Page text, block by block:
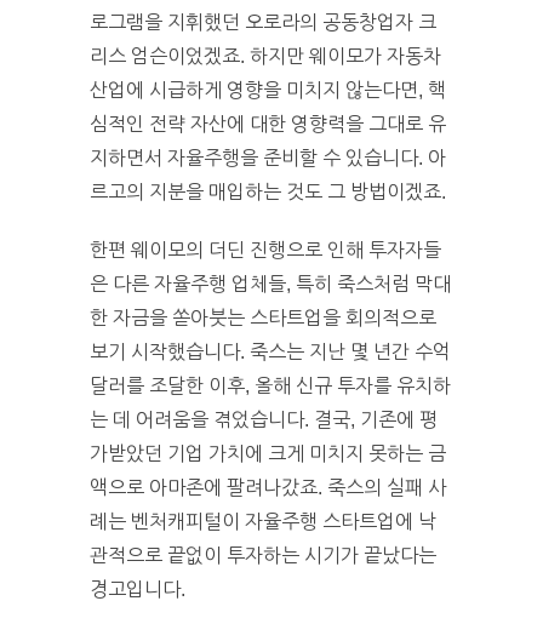
로그램을 지휘했던 오로라의 공동창업자 크
리스 엄슨이었겠죠. 하지만 웨이모가 자동차
산업에 시급하게 영향을 미치지 않는다면, 핵
심적인 전략 자산에 대한 영향력을 그대로 유
지하면서 자율주행을 준비할 수 있습니다. 아
르고의 지분을 매입하는 것도 그 방법이겠죠.
한편 웨이모의 더딘 진행으로 인해 투자자들
은 다른 자율주행 업체들, 특히 죽스처럼 막대
한 자금을 쏟아붓는 스타트업을 회의적으로
보기 시작했습니다. 죽스는 지난 몇 년간 수억
달러를 조달한 이후, 올해 신규 투자를 유치하
는 데 어려움을 겪었습니다. 결국, 기존에 평
가받았던 기업 가치에 크게 미치지 못하는 금
액으로 아마존에 팔려나갔죠. 죽스의 실패 사
례는 벤처캐피털이 자율주행 스타트업에 낙
관적으로 끝없이 투자하는 시기가 끝났다는
경고입니다.